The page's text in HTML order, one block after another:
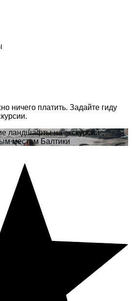
ничего платить. Задайте гиду
ландшафты на экскурсии
местам Балтики